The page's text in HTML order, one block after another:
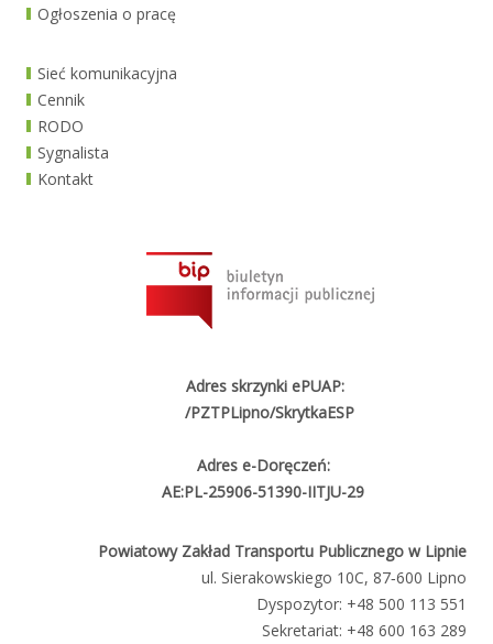
Ogłoszenia o pracę
Sieć komunikacyjna
Cennik
RODO
Sygnalista
Kontakt
Adres skrzynki ePUAP:
/PZTPLipno/SkrytkaESP
Adres e-Doręczeń:
AE:PL-25906-51390-IITJU-29
Powiatowy Zakład Transportu Publicznego w Lipnie
ul. Sierakowskiego 10C, 87‑600 Lipno
Dyspozytor: +48 500 113 551
Sekretariat: +48 600 163 289